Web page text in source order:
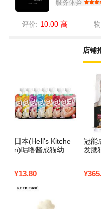
服务体验
评价: 10.00 高
店铺
日本(Hell's Kitche
n)咕噜酱成猫幼猫
猫酱餐包猫湿粮牛
肉松茸 【新包装乳
0g（幼猫）
¥13.80
冠能
发腮
价粮
¥